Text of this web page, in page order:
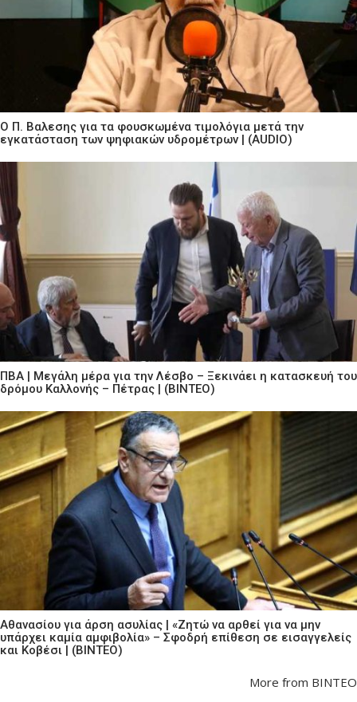
Ο Π. Βαλεσης για τα φουσκωμένα τιμολόγια μετά την
εγκατάσταση των ψηφιακών υδρομέτρων | (AUDIO)
ΠΒΑ | Μεγάλη μέρα για την Λέσβο – Ξεκινάει η κατασκευή του
δρόμου Καλλονής – Πέτρας | (ΒΙΝΤΕΟ)
Αθανασίου για άρση ασυλίας | «Ζητώ να αρθεί για να μην
υπάρχει καμία αμφιβολία» – Σφοδρή επίθεση σε εισαγγελείς
και Κοβέσι | (ΒΙΝΤΕΟ)
More from ΒΙΝΤΕΟ